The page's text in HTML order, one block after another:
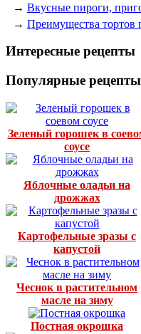
→ Вкусные пироги,
→ Преимущества тортов
Интересные рецепты
Популярные рецепты
Зеленый горошек в
соусе
Яблочные оладьи на
дрожжах
Картофельные зразы с
капустой
Чеснок в растительном
масле на зиму
Постная окрошка